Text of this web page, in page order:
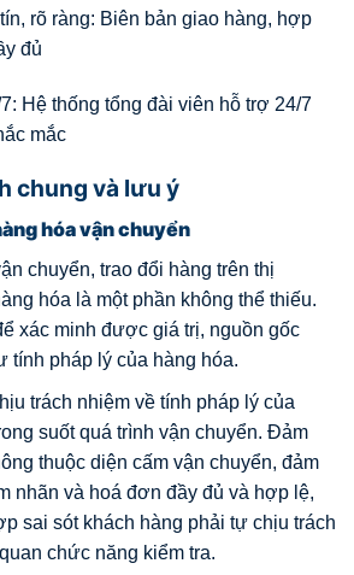
rõ ràng: Biên bản giao hàng, hợp
đủ
Hệ thống tổng đài viên hỗ trợ 24/7
mắc
chung và lưu ý
hóa vận chuyển
chuyển, trao đổi hàng trên thị
hóa là một phần không thể thiếu.
xác minh được giá trị, nguồn gốc
tính pháp lý của hàng hóa.
trách nhiệm về tính pháp lý của
suốt quá trình vận chuyển. Đảm
thuộc diện cấm vận chuyển, đảm
nhãn và hoá đơn đầy đủ và hợp lệ,
sai sót khách hàng phải tự chịu trách
chức năng kiểm tra.